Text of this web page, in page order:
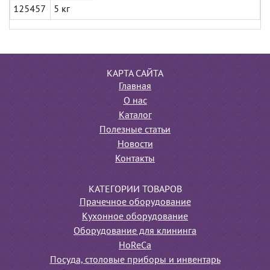
125457 5 кг
КАРТА САЙТА
Главная
О нас
Каталог
Полезные статьи
Новости
Контакты
КАТЕГОРИИ ТОВАРОВ
Прачечное оборудование
Кухонное оборудование
Оборудование для клининга
HoReCa
Посуда, столовые приборы и инвентарь